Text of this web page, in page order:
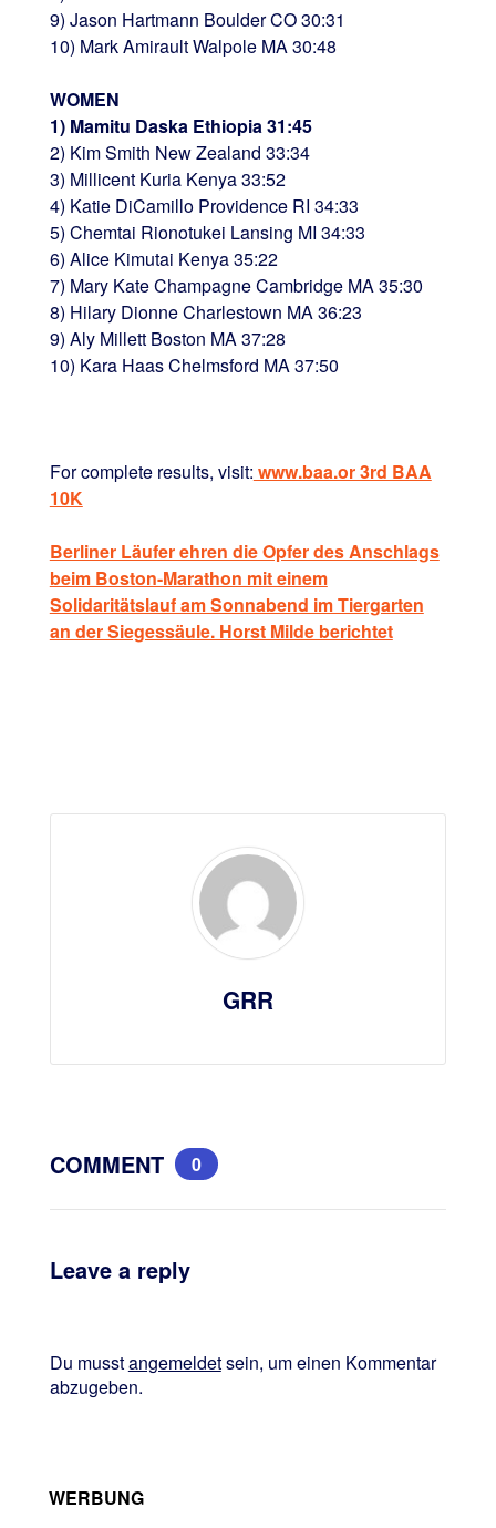
9) Jason Hartmann Boulder CO 30:31
10) Mark Amirault Walpole MA 30:48
WOMEN
1) Mamitu Daska Ethiopia 31:45
2) Kim Smith New Zealand 33:34
3) Millicent Kuria Kenya 33:52
4) Katie DiCamillo Providence RI 34:33
5) Chemtai Rionotukei Lansing MI 34:33
6) Alice Kimutai Kenya 35:22
7) Mary Kate Champagne Cambridge MA 35:30
8) Hilary Dionne Charlestown MA 36:23
9) Aly Millett Boston MA 37:28
10) Kara Haas Chelmsford MA 37:50
For complete results, visit: www.baa.or 3rd BAA
10K
Berliner Läufer ehren die Opfer des Anschlags
beim Boston-Marathon mit einem
Solidaritätslauf am Sonnabend im Tiergarten
an der Siegessäule. Horst Milde berichtet
GRR
COMMENT 0
Leave a reply
Du musstangemeldetsein, um einen Kommentar
abzugeben.
WERBUNG